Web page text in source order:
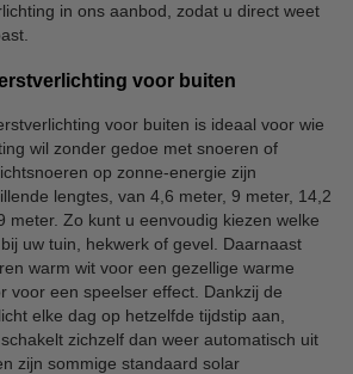
in ons aanbod, zodat u direct weet
voor buiten
voor buiten is ideaal voor wie
wil zonder gedoe met snoeren of
op zonne-energie zijn
lengtes, van 4,6 meter, 9 meter, 14,2
meter. Zo kunt u eenvoudig kiezen welke
uw tuin, hekwerk of gevel. Daarnaast
warm wit voor een gezellige warme
voor een speelser effect. Dankzij de
elke dag op hetzelfde tijdstip aan,
zichzelf dan weer automatisch uit
zijn sommige standaard solar